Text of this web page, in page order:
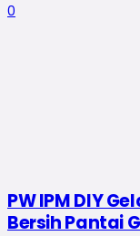
0
PW IPM DIY
Bersih Pantai